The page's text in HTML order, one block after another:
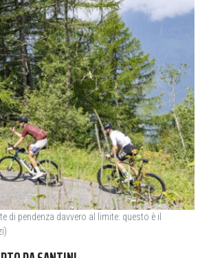
di pendenza davvero al limite: questo è il